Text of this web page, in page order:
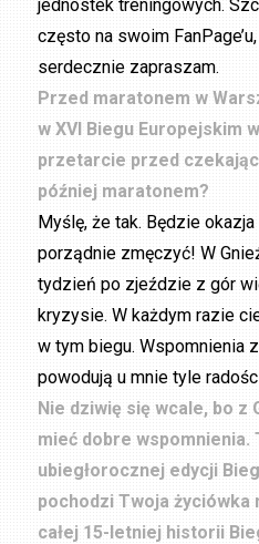
jednostek treningowych.
często na swoim
serdecznie zapraszam.
Przed maratonem w
w XVI Biegu Europejskim
przetarcie przed
później maratonem?
Myślę, że tak. Będzie
porządnie zmęczyć! W
tydzień po zjeździe z gór
kryzysie. W każdym razie
w tym biegu. Wspomnienia
powodują u mnie tyle
Nie dziwię się wcale, bo z
mieć dobre wspomnienia.
ubiegłorocznej edycji
pochodzi Twoja życiówka
całej 15-letniej historii